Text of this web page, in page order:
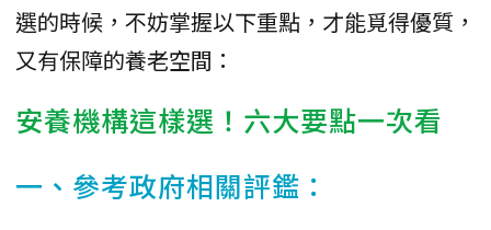
選的時候，不妨掌握以下重點，才能覓得優質，
又有保障的養老空間：
安養機構這樣選！六大要點一次看
一、參考政府相關評鑑：